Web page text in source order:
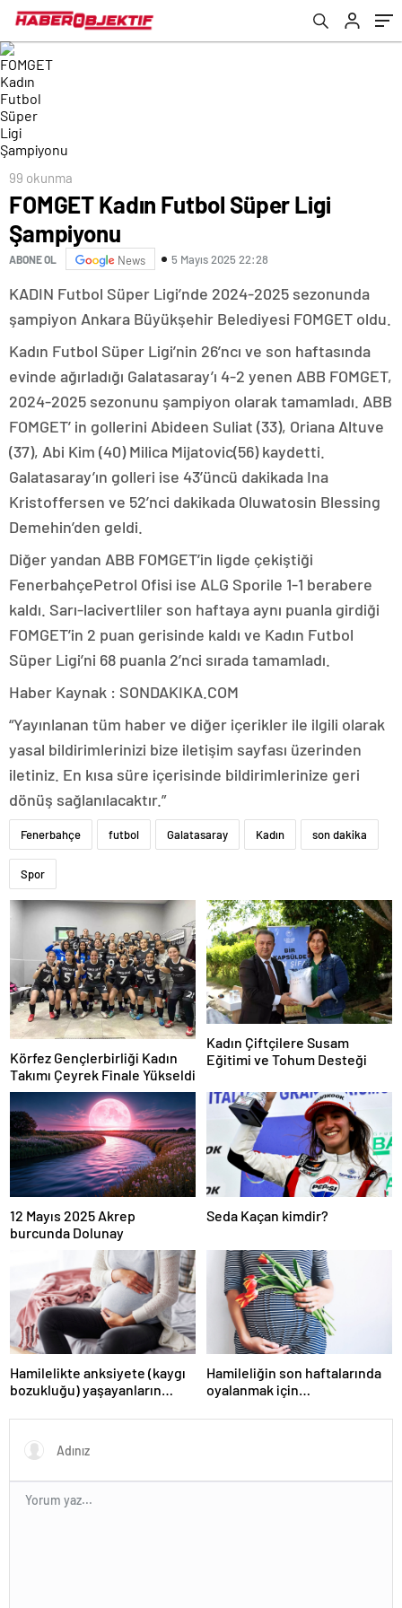
99 okunma
FOMGET Kadın Futbol Süper Ligi
Şampiyonu
ABONE OL News 5 Mayıs 2025 22:28
KADIN Futbol Süper Ligi’nde 2024-2025 sezonunda
şampiyon Ankara Büyükşehir Belediyesi FOMGET oldu.
Kadın Futbol Süper Ligi’nin 26’ncı ve son haftasında
evinde ağırladığı Galatasaray’ı 4-2 yenen ABB FOMGET,
2024-2025 sezonunu şampiyon olarak tamamladı. ABB
FOMGET’ in gollerini Abideen Suliat (33), Oriana Altuve
(37), Abi Kim (40) Milica Mijatovic(56) kaydetti.
Galatasaray’ın golleri ise 43’üncü dakikada Ina
Kristoffersen ve 52’nci dakikada Oluwatosin Blessing
Demehin’den geldi.
Diğer yandan ABB FOMGET’in ligde çekiştiği
FenerbahçePetrol Ofisi ise ALG Sporile 1-1 berabere
kaldı. Sarı-lacivertliler son haftaya aynı puanla girdiği
FOMGET’in 2 puan gerisinde kaldı ve Kadın Futbol
Süper Ligi’ni 68 puanla 2’nci sırada tamamladı.
Haber Kaynak : SONDAKIKA.COM
“Yayınlanan tüm haber ve diğer içerikler ile ilgili olarak
yasal bildirimlerinizi bize iletişim sayfası üzerinden
iletiniz. En kısa süre içerisinde bildirimlerinize geri
dönüş sağlanılacaktır.”
Fenerbahçe futbol Galatasaray Kadın son dakika
Spor
Körfez Gençlerbirliği Kadın
Takımı Çeyrek Finale Yükseldi
Kadın Çiftçilere Susam
Eğitimi ve Tohum Desteği
12 Mayıs 2025 Akrep
burcunda Dolunay
Seda Kaçan kimdir?
Hamilelikte anksiyete (kaygı
bozukluğu) yaşayanların
Hamileliğin son haftalarında
oyalanmak için…